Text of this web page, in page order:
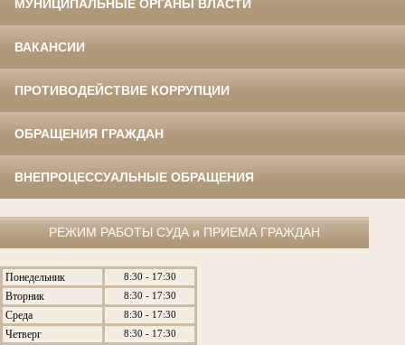
МУНИЦИПАЛЬНЫЕ ОРГАНЫ ВЛАСТИ
ВАКАНСИИ
ПРОТИВОДЕЙСТВИЕ КОРРУПЦИИ
ОБРАЩЕНИЯ ГРАЖДАН
ВНЕПРОЦЕССУАЛЬНЫЕ ОБРАЩЕНИЯ
РЕЖИМ РАБОТЫ СУДА и ПРИЕМА ГРАЖДАН
Понедельник 8:30 - 17:30
Вторник 8:30 - 17:30
Среда 8:30 - 17:30
Четверг 8:30 - 17:30